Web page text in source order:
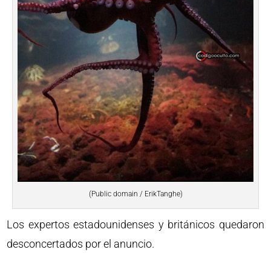
(Public domain / ErikTanghe)
Los expertos estadounidenses y británicos quedaron
desconcertados por el anuncio.